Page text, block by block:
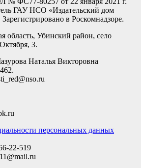
ГАУ НСО «Издательский дом
в Роскомнадзоре.
область, Убинский район, село
3.
Наталья Викторовна
персональных данных
22-519